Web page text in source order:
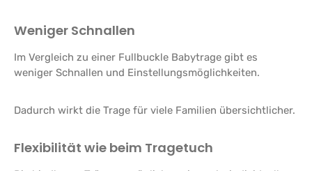
Weniger Schnallen
Im Vergleich zu einer Fullbuckle Babytrage gibt es
weniger Schnallen und Einstellungsmöglichkeiten.
Dadurch wirkt die Trage für viele Familien übersichtlicher.
Flexibilität wie beim Tragetuch